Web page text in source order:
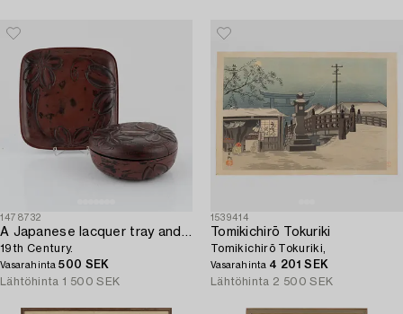
1478732
19th Century.
Vasarahinta500 SEK
Lähtöhinta 1 500 SEK
1539414
Tomikichirō Tokuriki
Tomikichirō Tokuriki,
Vasarahinta 4 201 SEK
Lähtöhinta 2 500 SEK